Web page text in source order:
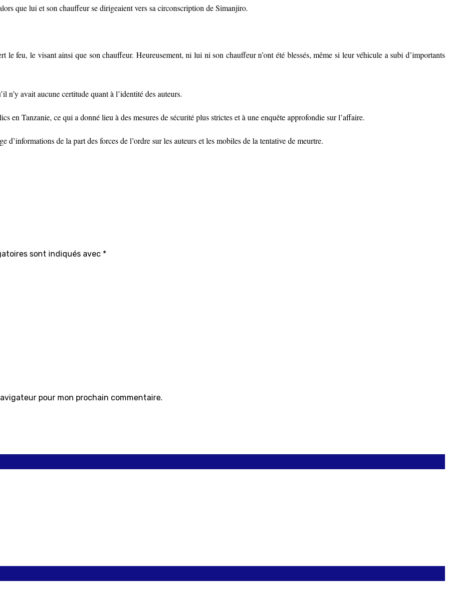
que lui et son chauffeur se dirigeaient vers sa circonscription de Simanjiro.
feu, le visant ainsi que son chauffeur. Heureusement, ni lui ni son chauffeur n’ont été blessés, même si leur véhicule a subi d’importants
n’y avait aucune certitude quant à l’identité des auteurs.
en Tanzanie, ce qui a donné lieu à des mesures de sécurité plus strictes et à une enquête approfondie sur l’affaire.
d’informations de la part des forces de l’ordre sur les auteurs et les mobiles de la tentative de meurtre.
sont indiqués avec *
pour mon prochain commentaire.